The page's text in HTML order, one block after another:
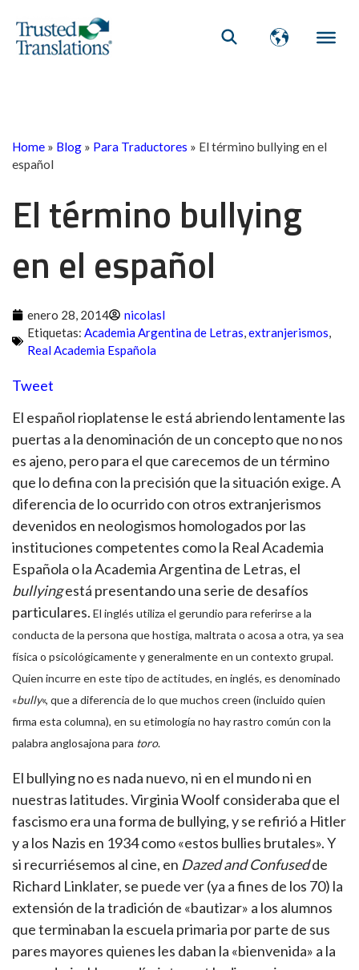
Home » Blog » Para Traductores » El término bullying en el
español
El término bullying
en el español
enero 28, 2014
nicolasl
Etiquetas: Academia Argentina de Letras,extranjerismos,
Real Academia Española
Tweet
El español rioplatense le está abriendo lentamente las
puertas a la denominación de un concepto que no nos
es ajeno, pero para el que carecemos de un término
que lo defina con la precisión que la situación exige. A
diferencia de lo ocurrido con otros extranjerismos
devenidos en neologismos homologados por las
instituciones competentes como la Real Academia
Española o la Academia Argentina de Letras, el
bullyingestá presentando una serie de desafíos
particulares. El inglés utiliza el gerundio para referirse a la
conducta de la persona que hostiga, maltrata o acosa a otra, ya sea
física o psicológicamente y generalmente en un contexto grupal.
Quien incurre en este tipo de actitudes, en inglés, es denominado
«bully«, que a diferencia de lo que muchos creen (incluido quien
firma esta columna), en su etimología no hay rastro común con la
palabra anglosajona para toro.
El bullying no es nada nuevo, ni en el mundo ni en
nuestras latitudes. Virginia Woolf consideraba que el
fascismo era una forma de bullying, y se refirió a Hitler
y a los Nazis en 1934 como «estos bullies brutales». Y
si recurriésemos al cine, en Dazed and Confusedde
Richard Linklater, se puede ver (ya a fines de los 70) la
extensión de la tradición de «bautizar» a los alumnos
que terminaban la escuela primaria por parte de sus
pares mayores quienes les daban la «bienvenida» a la